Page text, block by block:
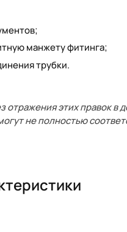
манжету фитинга;
трубки.
этих правок в
не полностью